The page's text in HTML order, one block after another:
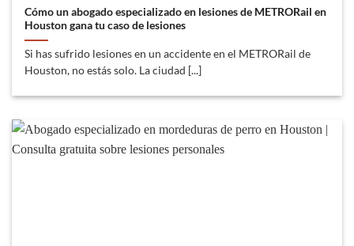
Cómo un abogado especializado en lesiones de METRORail en
Houston gana tu caso de lesiones
Si has sufrido lesiones en un accidente en el METRORail de
Houston, no estás solo. La ciudad [...]